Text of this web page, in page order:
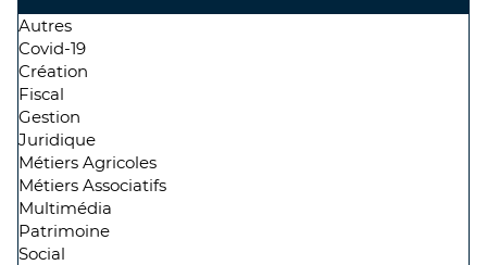
Autres
Covid-19
Création
Fiscal
Gestion
Juridique
Métiers Agricoles
Métiers Associatifs
Multimédia
Patrimoine
Social